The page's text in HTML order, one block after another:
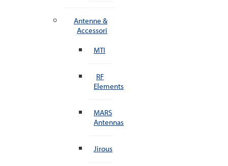
Antenne &
Accessori
MTI
RF
Elements
MARS
Antennas
Jirous